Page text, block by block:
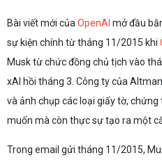
Bài viết mới của OpenAI mở đầu
sự kiện chính từ tháng 11/2015 khi
Musk từ chức đồng chủ tịch vào
xAI hồi tháng 3. Công ty của
và ảnh chụp các loại giấy tờ,
muốn mà còn thực sự tạo ra một
Trong email gửi tháng 11/2015,